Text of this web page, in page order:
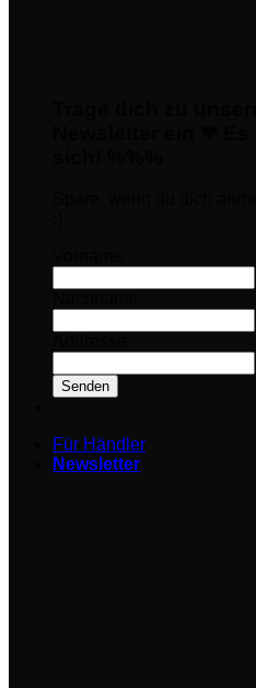
Senden
Für Händler
Newsletter